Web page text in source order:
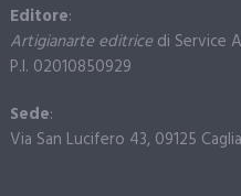
Editore:
Artigianarte editricedi Service
P.I. 02010850929
Sede:
Via San Lucifero 43, 09125